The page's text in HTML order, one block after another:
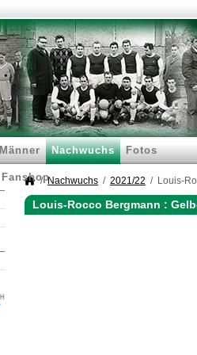
Männer Nachwuchs Fotos
FanshopNachwuchs 2021/22 Louis-
Louis-Rocco Bergmann :